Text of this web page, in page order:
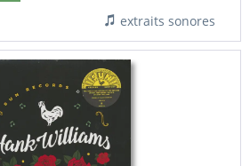
extraits sonores